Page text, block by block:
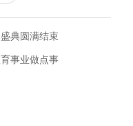
典圆满结束
事业做点事